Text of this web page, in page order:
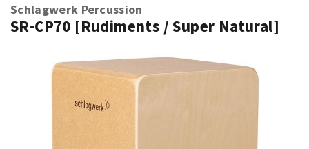
エレキギター アコギ/エレアコ
ベース
Schlagwerk Percussion
SR-CP70 [Rudiments / Super Natural]